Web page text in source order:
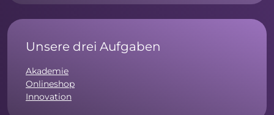
Unsere drei Aufgaben
Akademie
Onlineshop
Innovation